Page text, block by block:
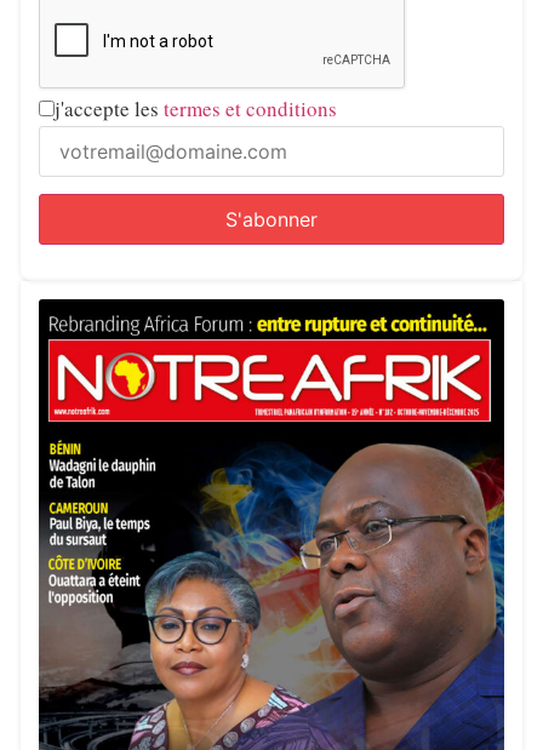
j'accepte les termes et conditions